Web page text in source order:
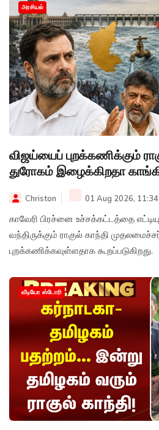
அரசியல்
விஜய்யைப் புறக்கணிக்கும்
துரோகம் இழைக்கிறதா
Christon 01 Aug 2026,
காவேரி பிரச்னை உச்சக்கட்டத்தை
வந்திருக்கும் ராகுல் காந்தி
புறக்கணிக்கவுள்ளதாக கூறப்படுகிறது.
வீடியோ ஸ்டோரி